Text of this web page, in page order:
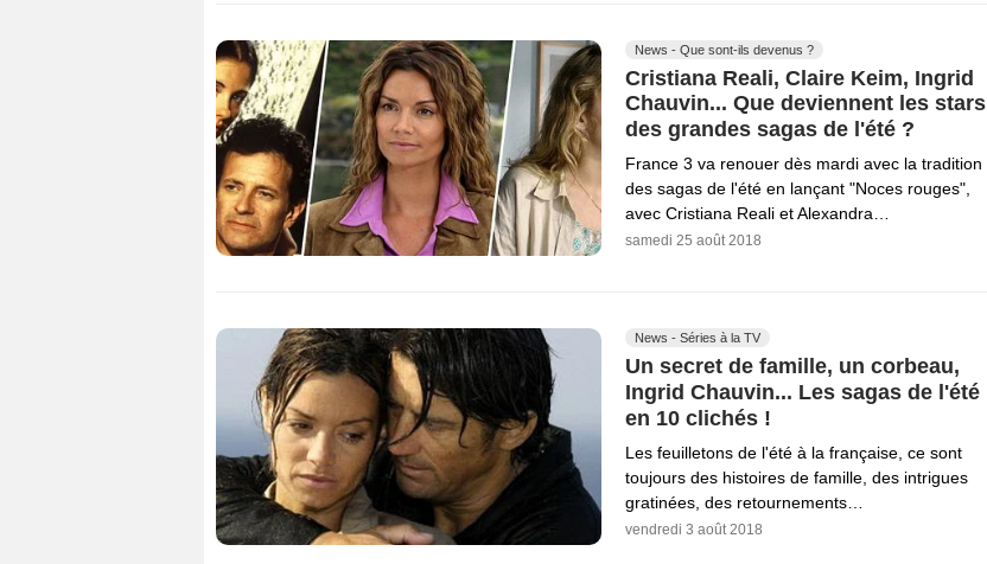
News - Que sont-ils devenus ?
Cristiana Reali, Claire Keim, Ingrid
Chauvin... Que deviennent les stars
des grandes sagas de l'été ?
France 3 va renouer dès mardi avec la tradition
des sagas de l'été en lançant "Noces rouges",
avec Cristiana Reali et Alexandra…
samedi 25 août 2018
News - Séries à la TV
Un secret de famille, un corbeau,
Ingrid Chauvin... Les sagas de l'été
en 10 clichés !
Les feuilletons de l'été à la française, ce sont
toujours des histoires de famille, des intrigues
gratinées, des retournements…
vendredi 3 août 2018